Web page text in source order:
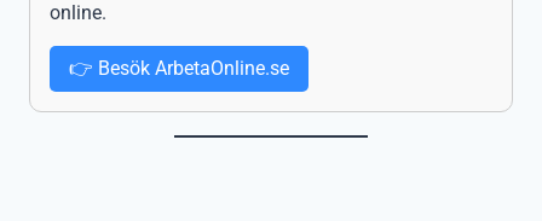
online.
👉 Besök ArbetaOnline.se